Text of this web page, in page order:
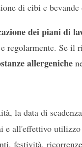
di cibi e
dei piani di
regolarmente. Se il
allergeniche
la data di
e all'effettivo
festività,